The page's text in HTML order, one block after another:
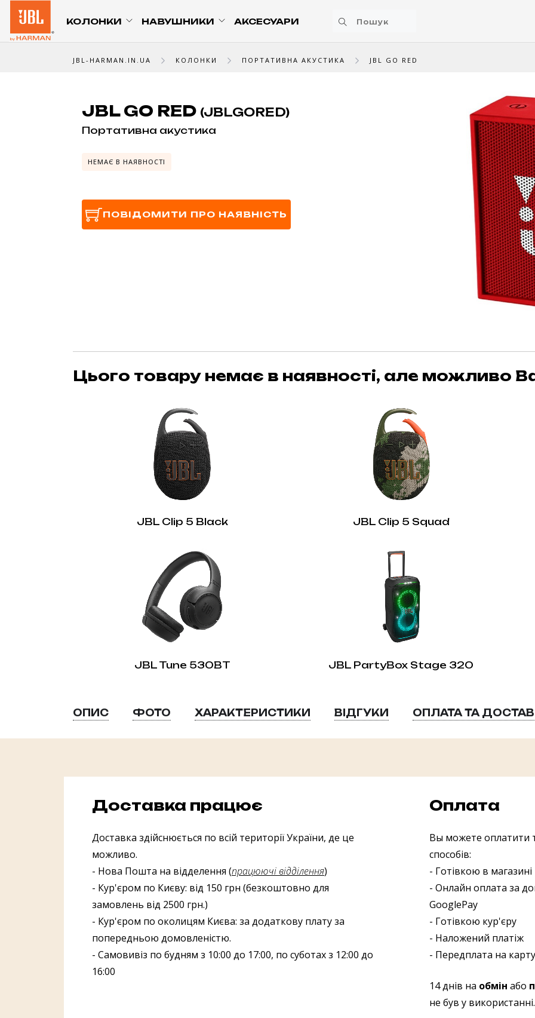
КОЛОНКИ НАВУШНИКИ АКСЕСУАРИ
JBL-HARMAN.IN.UA КОЛОНКИ ПОРТАТИВНА АКУСТИКА JBL GO RED
JBL GO RED (JBLGORED)
Портативна акустика
НЕМАЄ В НАЯВНОСТІ
ПОВІДОМИТИ ПРО НАЯВНІСТЬ
Цього товару немає в наявності, але можливо
JBL Clip 5 Black JBL Clip 5 Squad
JBL Tune 530BT JBL PartyBox Stage 320
ОПИС ФОТО ХАРАКТЕРИСТИКИ ВІДГУКИ ОПЛАТА ТА
Доставка працює
Доставка здійснюється по всій території України, де це
можливо.
- Нова Пошта на відделення (працюючі відділення)
- Кур'єром по Києву: від 150 грн (безкоштовно для
замовлень від 2500 грн.)
- Кур'єром по околицям Києва: за додаткову плату за
попередньою домовленістю.
- Самовивіз по будням з 10:00 до 17:00, по суботах з 12:00 до
16:00
Оплата
Вы можете оплатити
способів:
- Готівкою в магазині
- Онлайн оплата за
GooglePay
- Готівкою кур'єру
- Наложений платіж
- Передплата на
14 днів на обмін або
не був у використанні.